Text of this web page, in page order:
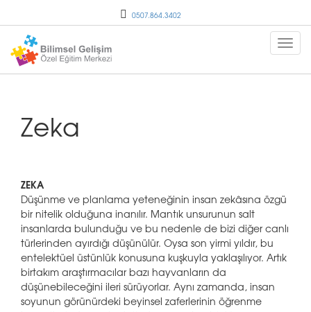
0507.864.3402
Zeka
ZEKA
Düşünme ve planlama yeteneğinin insan zekâsına özgü
bir nitelik olduğuna inanılır. Mantık unsurunun salt
insanlarda bulunduğu ve bu nedenle de bizi diğer canlı
türlerinden ayırdığı düşünülür. Oysa son yirmi yıldır, bu
entelektüel üstünlük konusuna kuşkuyla yaklaşılıyor. Artık
birtakım araştırmacılar bazı hayvanların da
düşünebileceğini ileri sürüyorlar. Aynı zamanda, insan
soyunun görünürdeki beyinsel zaferlerinin öğrenme